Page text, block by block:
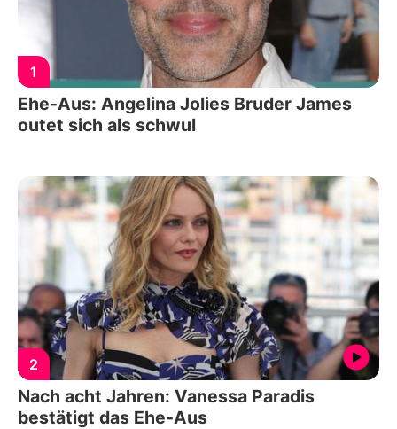
1
Ehe-Aus: Angelina Jolies Bruder James
outet sich als schwul
2
Nach acht Jahren: Vanessa Paradis
bestätigt das Ehe-Aus